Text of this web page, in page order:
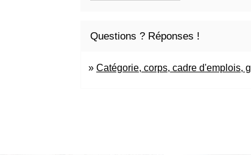
Questions ? Réponses !
Catégorie, corps, cadre d'emplois,